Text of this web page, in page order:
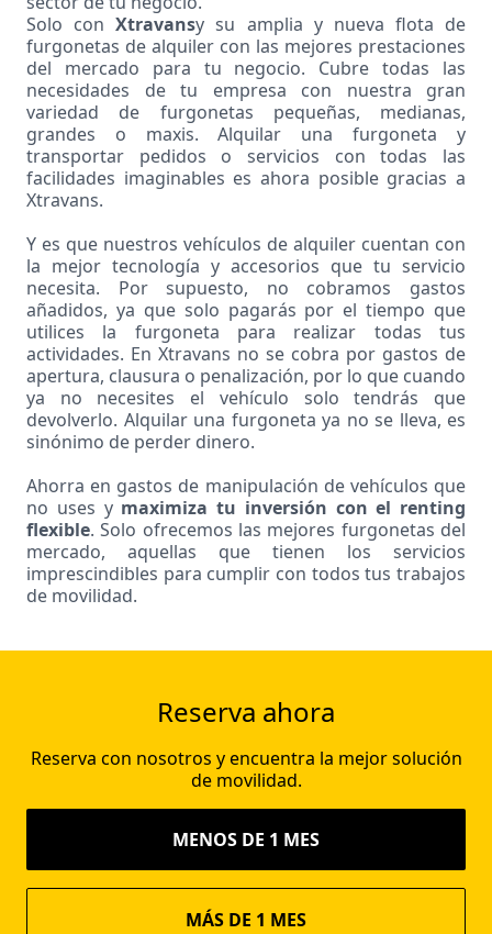
Solo conXtravansy su amplia y nueva flota de
furgonetas de alquiler con las mejores prestaciones
del mercado para tu negocio. Cubre todas las
necesidades de tu empresa con nuestra gran
variedad de furgonetas pequeñas, medianas,
grandes o maxis. Alquilar una furgoneta y
transportar pedidos o servicios con todas las
facilidades imaginables es ahora posible gracias a
Xtravans.
Y es que nuestros vehículos de alquiler cuentan con
la mejor tecnología y accesorios que tu servicio
necesita. Por supuesto, no cobramos gastos
añadidos, ya que solo pagarás por el tiempo que
utilices la furgoneta para realizar todas tus
actividades. En Xtravans no se cobra por gastos de
apertura, clausura o penalización, por lo que cuando
ya no necesites el vehículo solo tendrás que
devolverlo. Alquilar una furgoneta ya no se lleva, es
sinónimo de perder dinero.
Ahorra en gastos de manipulación de vehículos que
no uses y maximiza tu inversión con el renting
flexible. Solo ofrecemos las mejores furgonetas del
mercado, aquellas que tienen los servicios
imprescindibles para cumplir con todos tus trabajos
de movilidad.
Reserva ahora
Reserva con nosotros y encuentra la mejor solución
de movilidad.
MENOS DE 1 MES
MÁS DE 1 MES